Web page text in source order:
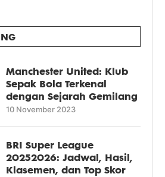
Manchester United: Klub
Sepak Bola Terkenal
dengan Sejarah Gemilang
10 November 2023
BRI Super League
20252026: Jadwal, Hasil,
Klasemen, dan Top Skor